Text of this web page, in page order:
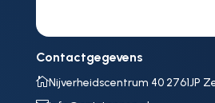
Contactgegevens
Nijverheidscentrum 40 2761JP